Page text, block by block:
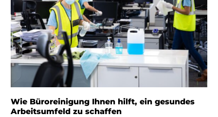
Wie Büroreinigung Ihnen hilft, ein gesundes
Arbeitsumfeld zu schaffen